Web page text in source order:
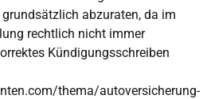
abzuraten, da im
rechtlich nicht immer
Kündigungsschreiben
thema/autoversicherung-